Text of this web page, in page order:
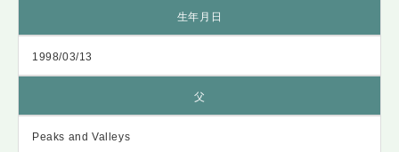
生年月日
1998/03/13
父
Peaks and Valleys